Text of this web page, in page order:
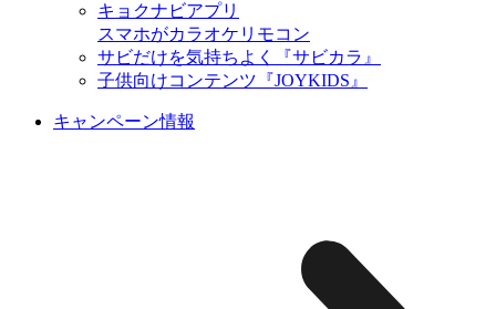
キョクナビアプリ
スマホがカラオケリモコン
サビだけを気持ちよく『サビカラ』
子供向けコンテンツ『JOYKIDS』
キャンペーン情報